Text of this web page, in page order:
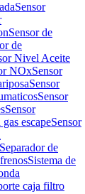
Sensor
Sensor de
de
Nivel Aceite
NOxSensor
Sensor
Sensor
Sensor
escapeSensor
Separador de
Sistema de
caja filtro